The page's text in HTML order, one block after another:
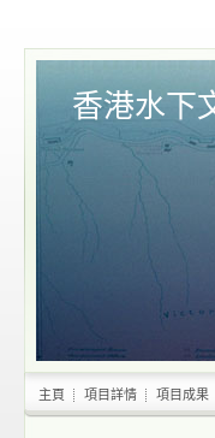
香港水下
主頁 項目詳情 項目成果